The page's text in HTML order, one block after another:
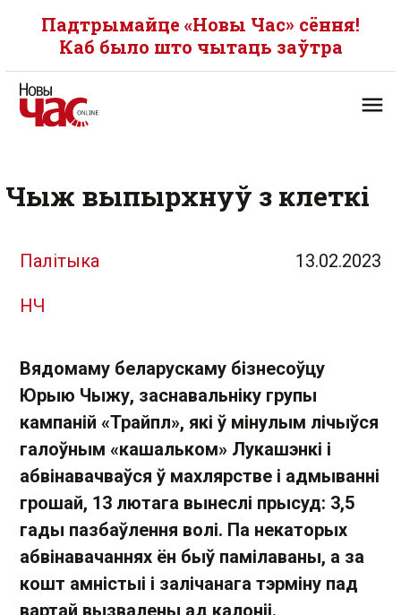
Падтрымайце «Новы Час» сёння!
Каб было што чытаць заўтра
Чыж выпырхнуў з клеткі
Палітыка 13.02.2023
НЧ
Вядомаму беларускаму бізнесоўцу
Юрыю Чыжу, заснавальніку групы
кампаній «Трайпл», які ў мінулым лічыўся
галоўным «кашальком» Лукашэнкі і
абвінавачваўся ў махлярстве і адмыванні
грошай, 13 лютага вынеслі прысуд: 3,5
гады пазбаўлення волі. Па некаторых
абвінавачаннях ён быў памілаваны, а за
кошт амністыі і залічанага тэрміну пад
вартай вызвалены ад калоніі.